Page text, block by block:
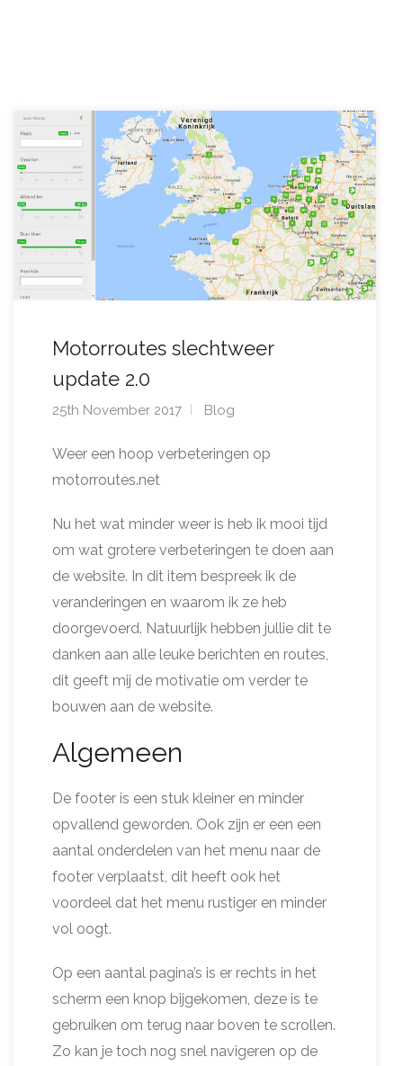
Motorroutes slechtweer
update 2.0
25th November 2017 Blog
Weer een hoop verbeteringen op
motorroutes.net
Nu het wat minder weer is heb ik mooi tijd
om wat grotere verbeteringen te doen aan
de website. In dit item bespreek ik de
veranderingen en waarom ik ze heb
doorgevoerd. Natuurlijk hebben jullie dit te
danken aan alle leuke berichten en routes,
dit geeft mij de motivatie om verder te
bouwen aan de website.
Algemeen
De footer is een stuk kleiner en minder
opvallend geworden. Ook zijn er een een
aantal onderdelen van het menu naar de
footer verplaatst, dit heeft ook het
voordeel dat het menu rustiger en minder
vol oogt.
Op een aantal pagina’s is er rechts in het
scherm een knop bijgekomen, deze is te
gebruiken om terug naar boven te scrollen.
Zo kan je toch nog snel navigeren op de